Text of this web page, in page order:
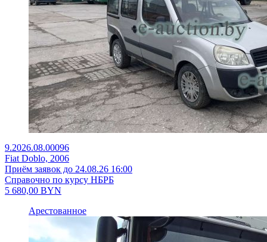
9.2026.08.00096
Fiat Doblo, 2006
Приём заявок до 24.08.26 16:00
Справочно по курсу НБРБ
5 680,00 BYN
Арестованное